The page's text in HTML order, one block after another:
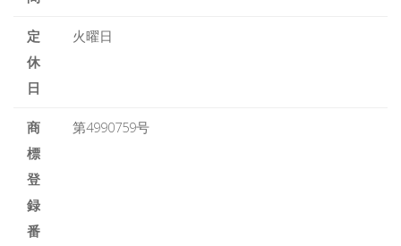
定
休
日
火曜日
商
標
登
録
番
第4990759号